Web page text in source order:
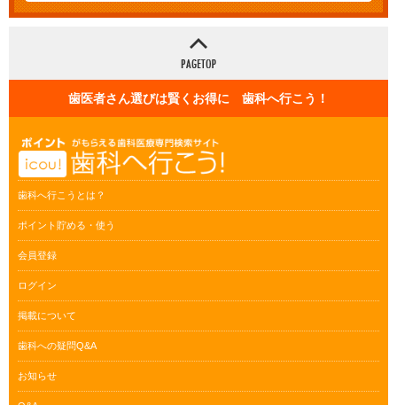
歯医者さん選びは賢くお得に 歯科へ行こう！
歯科へ行こうとは？
ポイント貯める・使う
会員登録
ログイン
掲載について
歯科への疑問Q&A
お知らせ